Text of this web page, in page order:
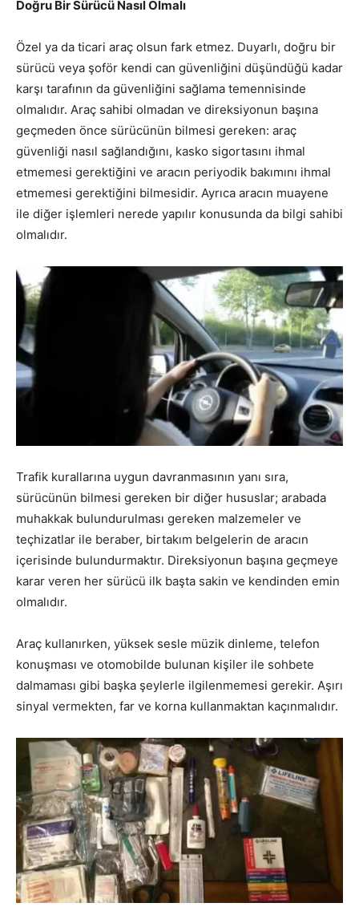
Doğru Bir Sürücü Nasıl Olmalı
Özel ya da ticari araç olsun fark etmez. Duyarlı, doğru bir
sürücü veya şoför kendi can güvenliğini düşündüğü kadar
karşı tarafının da güvenliğini sağlama temennisinde
olmalıdır. Araç sahibi olmadan ve direksiyonun başına
geçmeden önce sürücünün bilmesi gereken: araç
güvenliği nasıl sağlandığını, kasko sigortasını ihmal
etmemesi gerektiğini ve aracın periyodik bakımını ihmal
etmemesi gerektiğini bilmesidir. Ayrıca aracın muayene
ile diğer işlemleri nerede yapılır konusunda da bilgi sahibi
olmalıdır.
Trafik kurallarına uygun davranmasının yanı sıra,
sürücünün bilmesi gereken bir diğer hususlar; arabada
muhakkak bulundurulması gereken malzemeler ve
teçhizatlar ile beraber, birtakım belgelerin de aracın
içerisinde bulundurmaktır. Direksiyonun başına geçmeye
karar veren her sürücü ilk başta sakin ve kendinden emin
olmalıdır.
Araç kullanırken, yüksek sesle müzik dinleme, telefon
konuşması ve otomobilde bulunan kişiler ile sohbete
dalmaması gibi başka şeylerle ilgilenmemesi gerekir. Aşırı
sinyal vermekten, far ve korna kullanmaktan kaçınmalıdır.